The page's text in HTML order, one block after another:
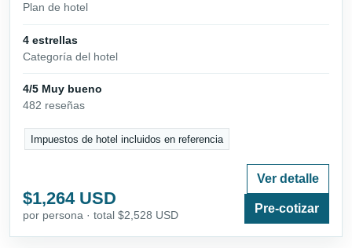
Plan de hotel
4 estrellas
Categoría del hotel
4/5 Muy bueno
482 reseñas
Impuestos de hotel incluidos en referencia
$1,264 USD
por persona · total $2,528 USD
Ver detalle
Pre-cotizar